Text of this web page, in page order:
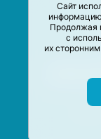
Сайт
информацию
Продолжая
с
их
©